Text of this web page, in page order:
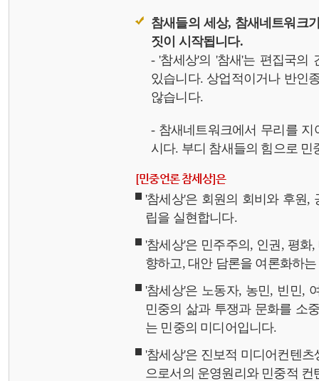
참새들의 세상, 참새네트워크
짓이 시작됩니다.
- '참세상'의 '참새'는 편집국의
있습니다. 상업적이거나 반인
않습니다.
- 참새네트워크에서 무리를
시다. 부디 참새들의 힘으로 민
[민중언론 참세상]은
'참세상'은 회원의 회비와 후원,
립을 실현합니다.
'참세상'은 민주주의, 인권, 평
향하고, 대안 담론을 여론화하
'참세상'은 노동자, 농민, 빈민,
민중의 삶과 투쟁과 문화를 소
는 민중의 미디어입니다.
'참세상'은 진보적 미디어컨텐
으로서의 운영원리와 민중적